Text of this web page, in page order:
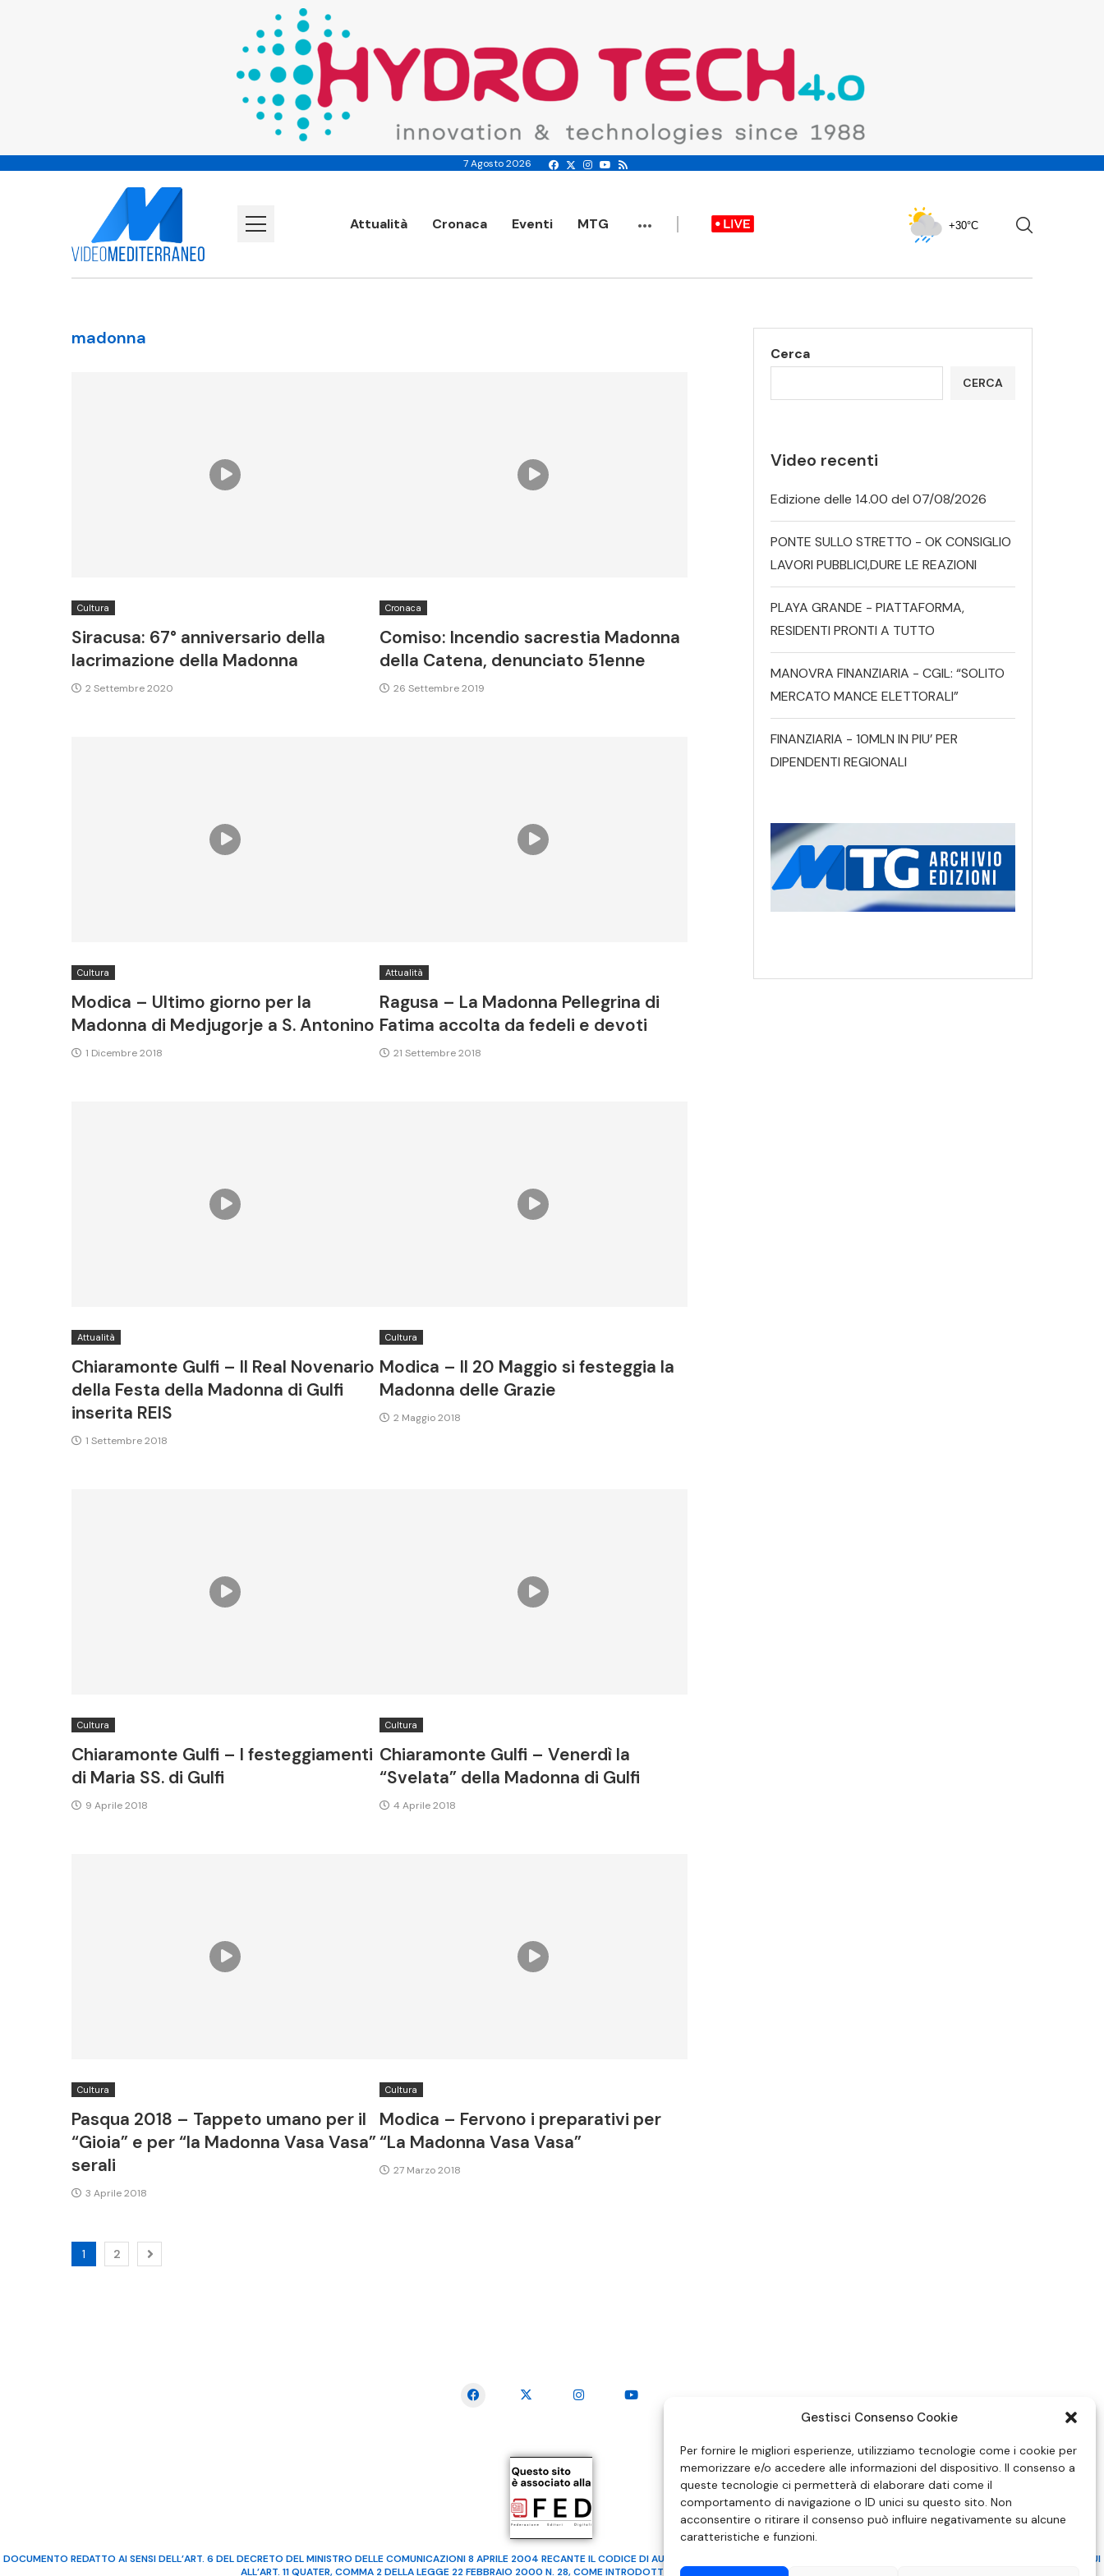
Gestisci Consenso Cookie
Per fornire le migliori esperienze, utilizziamo tecnologie come i cookie per
memorizzare e/o accedere alle informazioni del dispositivo. Il consenso a
queste tecnologie ci permetterà di elaborare dati come il
comportamento di navigazione o ID unici su questo sito. Non
acconsentire o ritirare il consenso può influire negativamente su alcune
caratteristiche e funzioni.
7 Agosto 2026
Attualità Cronaca Eventi MTG ... +30°C
madonna
Cultura
Siracusa: 67° anniversario della
lacrimazione della Madonna
2 Settembre 2020
Cronaca
Comiso: Incendio sacrestia Madonna
della Catena, denunciato 51enne
26 Settembre 2019
Cultura
Modica – Ultimo giorno per la
Madonna di Medjugorje a S. Antonino
1 Dicembre 2018
Attualità
Ragusa – La Madonna Pellegrina di
Fatima accolta da fedeli e devoti
21 Settembre 2018
Attualità
Chiaramonte Gulfi – Il Real Novenario
della Festa della Madonna di Gulfi
inserita REIS
1 Settembre 2018
Cultura
Modica – Il 20 Maggio si festeggia la
Madonna delle Grazie
2 Maggio 2018
Cultura
Chiaramonte Gulfi – I festeggiamenti
di Maria SS. di Gulfi
9 Aprile 2018
Cultura
Chiaramonte Gulfi – Venerdì la
“Svelata” della Madonna di Gulfi
4 Aprile 2018
Cultura
Pasqua 2018 – Tappeto umano per il
“Gioia” e per “la Madonna Vasa Vasa”
serali
3 Aprile 2018
Cultura
Modica – Fervono i preparativi per
“La Madonna Vasa Vasa”
27 Marzo 2018
1 2
Cerca
CERCA
Video recenti
Edizione delle 14.00 del 07/08/2026
PONTE SULLO STRETTO - OK CONSIGLIO
LAVORI PUBBLICI,DURE LE REAZIONI
PLAYA GRANDE - PIATTAFORMA,
RESIDENTI PRONTI A TUTTO
MANOVRA FINANZIARIA - CGIL: “SOLITO
MERCATO MANCE ELETTORALI”
FINANZIARIA - 10MLN IN PIU’ PER
DIPENDENTI REGIONALI
DOCUMENTO REDATTO AI SENSI DELL’ART. 6 DEL DECRETO DEL MINISTRO DELLE COMUNICAZIONI 8 APRILE 2004 RECANTE IL CODICE DI AUTOREGOLAMENTAZIONE IN MATERIA DI ATTUAZIONE DEL PRINCIPIO DEL PLURALISMO, DI CUI
ALL’ART. 11 QUATER, COMMA 2 DELLA LEGGE 22 FEBBRAIO 2000 N. 28, COME INTRODOTTO DALLA LEGGE 6 NOVEMBRE 2003, N. 313